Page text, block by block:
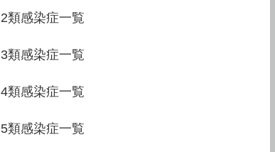
2類感染症一覧
3類感染症一覧
4類感染症一覧
5類感染症一覧